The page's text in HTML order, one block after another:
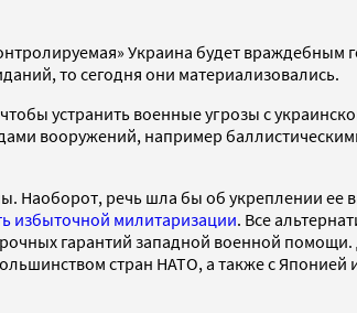
Украина будет враждебным
то сегодня они материализовались.
устранить военные угрозы с
вооружений, например
Наоборот, речь шла бы об укреплении ее
избыточной милитаризации. Все
гарантий западной военной
стран НАТО, а также с Японией